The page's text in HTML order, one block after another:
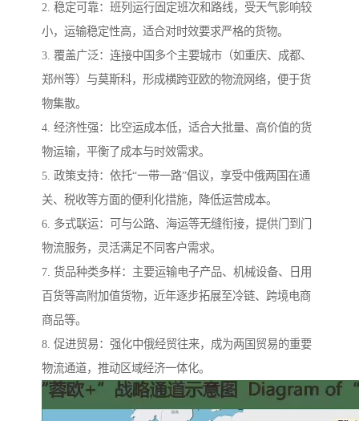
2. 稳定可靠：班列运行固定班次和路线，受天气影响较
小，运输稳定性高，适合对时效要求严格的货物。
3. 覆盖广泛：连接中国多个主要城市（如重庆、成都、
郑州等）与莫斯科，形成横跨亚欧的物流网络，便于货
物集散。
4. 经济性强：比空运成本低，适合大批量、高价值的货
物运输，平衡了成本与时效需求。
5. 政策支持：依托“一带一路”倡议，享受中俄两国在通
关、税收等方面的便利化措施，降低运营成本。
6. 多式联运：可与公路、海运等无缝衔接，提供门到门
物流服务，灵活满足不同客户需求。
7. 货品种类多样：主要运输电子产品、机械设备、日用
百货等高附加值货物，近年逐步拓展至冷链、跨境电商
商品等。
8. 促进贸易：强化中俄经贸往来，成为两国贸易的重要
物流通道，推动区域经济一体化。